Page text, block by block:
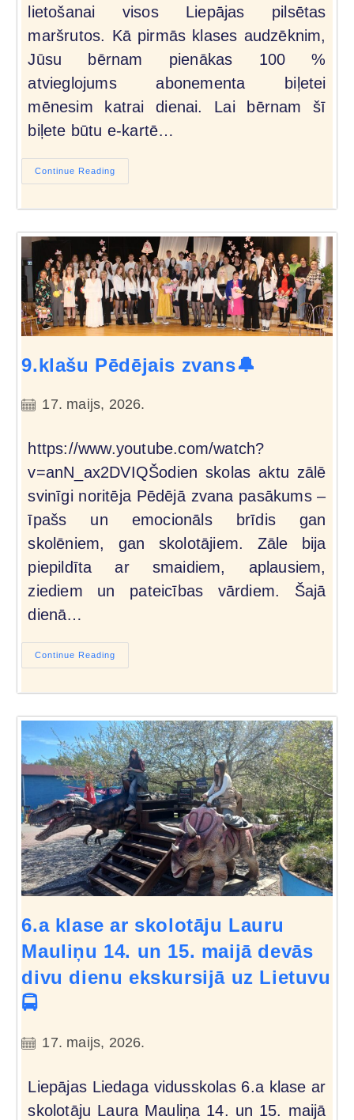
lietošanai visos Liepājas pilsētas
maršrutos. Kā pirmās klases audzēknim,
Jūsu bērnam pienākas 100 %
atvieglojums abonementa biļetei
mēnesim katrai dienai. Lai bērnam šī
biļete būtu e-kartē…
Continue Reading
9.klašu Pēdējais zvans🔔
17. maijs, 2026.
https://www.youtube.com/watch?
v=anN_ax2DVIQŠodien skolas aktu zālē
svinīgi noritēja Pēdējā zvana pasākums –
īpašs un emocionāls brīdis gan
skolēniem, gan skolotājiem. Zāle bija
piepildīta ar smaidiem, aplausiem,
ziediem un pateicības vārdiem. Šajā
dienā…
Continue Reading
6.a klase ar skolotāju Lauru
Mauliņu 14. un 15. maijā devās
divu dienu ekskursijā uz Lietuvu
🚍
17. maijs, 2026.
Liepājas Liedaga vidusskolas 6.a klase ar
skolotāju Laura Mauliņa 14. un 15. maijā